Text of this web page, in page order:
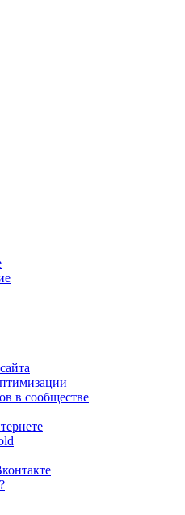
в сообществе